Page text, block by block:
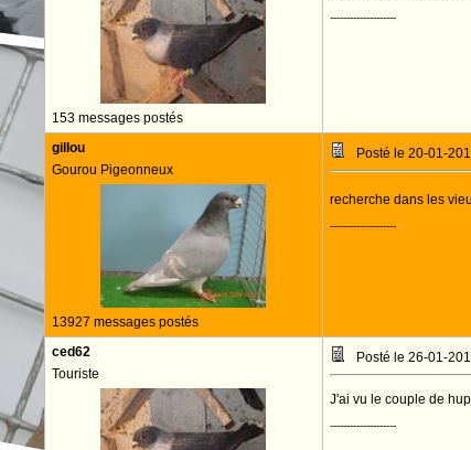
153 messages postés
--------------------
gillou
Gourou Pigeonneux
13927 messages postés
Posté le 20-01-
recherche dans les
--------------------
ced62
Touriste
Posté le 26-01-
J'ai vu le couple de
--------------------